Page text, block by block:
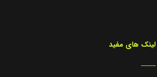
لینک های مفید
_____